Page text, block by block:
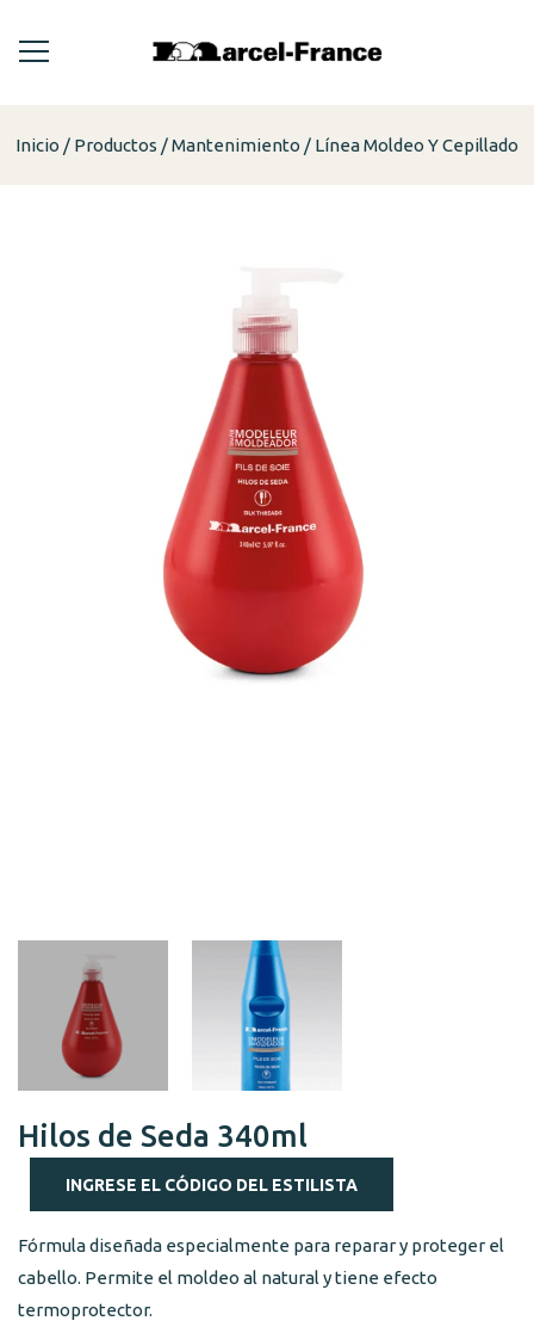
Inicio Productos Mantenimiento Línea Moldeo Y Cepillado
Hilos de Seda 340ml
INGRESE EL CÓDIGO DEL ESTILISTA
Fórmula diseñada especialmente para reparar y proteger el
cabello. Permite el moldeo al natural y tiene efecto
termoprotector.